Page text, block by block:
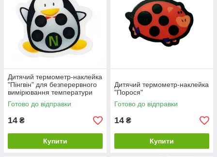
Дитячий термометр-наклейка
"Пінгвін" для безперервного
вимірювання температури
Готово до відправки
14 ₴
Купити
Дитячий термометр-наклейка
"Порося"
Готово до відправки
14 ₴
Купити